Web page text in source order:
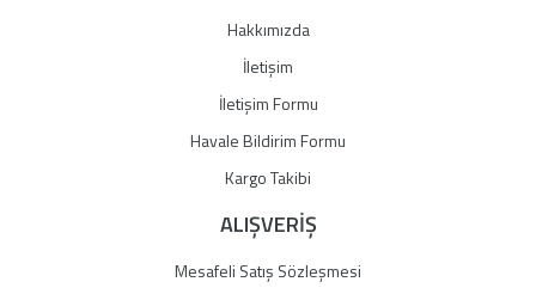
Hakkımızda
İletişim
İletişim Formu
Havale Bildirim Formu
Kargo Takibi
ALIŞVERİŞ
Mesafeli Satış Sözleşmesi